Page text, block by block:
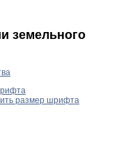
земельного
размер шрифта